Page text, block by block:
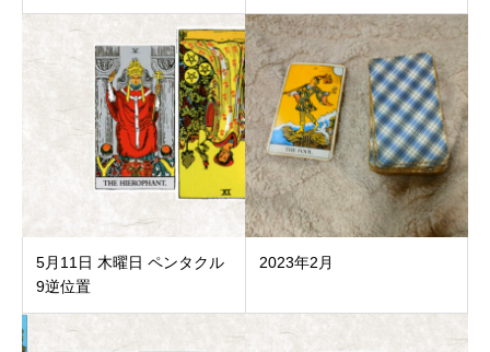
5月11日 木曜日 ペンタクル
9逆位置
2023年2月